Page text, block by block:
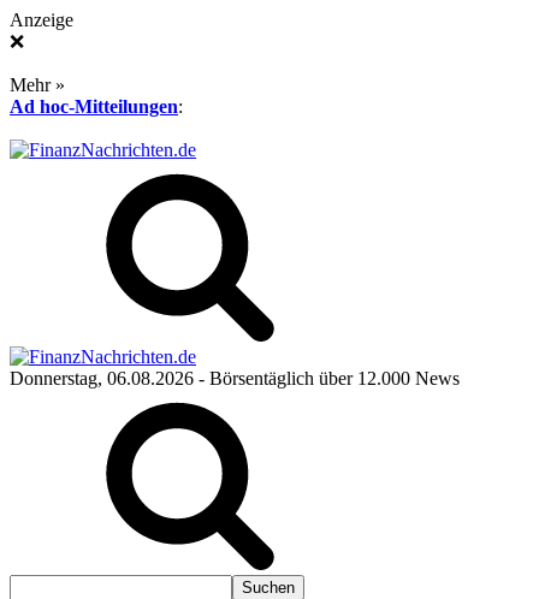
Anzeige
❌
Mehr »
Ad hoc-Mitteilungen:
Donnerstag, 06.08.2026 - Börsentäglich über 12.000 News